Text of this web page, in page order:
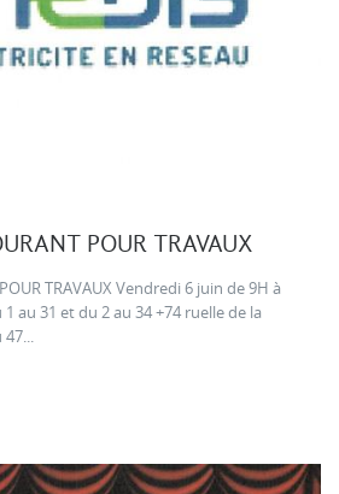
POUR TRAVAUX
TRAVAUX Vendredi 6 juin de 9H à
au 31 et du 2 au 34 +74 ruelle de la
47...